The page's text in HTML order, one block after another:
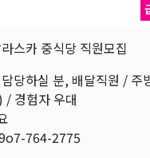
스카 중식당 직원모집
당하실 분, 배달직원 / 주
/ 경험자 우대
764-2775